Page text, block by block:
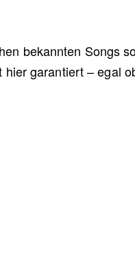
bekannten Songs
garantiert – egal